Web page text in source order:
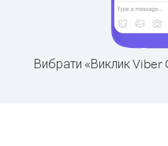
Вибрати «Виклик Viber